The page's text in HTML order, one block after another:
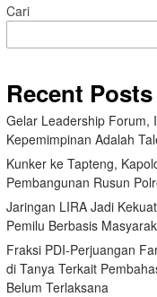
Cari
Recent Posts
Gelar Leadership Forum,
Kepemimpinan Adalah
Kunker ke Tapteng,
Pembangunan Rusun
Jaringan LIRA Jadi
Pemilu Berbasis
Fraksi PDI-Perjuangan
di Tanya Terkait
Belum Terlaksana